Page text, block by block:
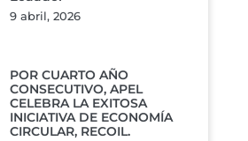
9 abril, 2026
POR CUARTO AÑO
CONSECUTIVO, APEL
CELEBRA LA EXITOSA
INICIATIVA DE ECONOMÍA
CIRCULAR, RECOIL.